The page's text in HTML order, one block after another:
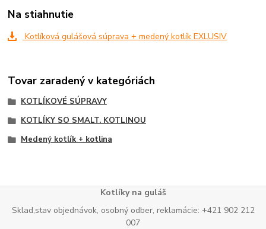
Na stiahnutie
Kotlíková gulášová súprava + medený kotlík EXLUSIV
Tovar zaradený v kategóriách
KOTLÍKOVÉ SÚPRAVY
KOTLÍKY SO SMALT. KOTLINOU
Medený kotlík + kotlina
Kotlíky na guláš
Sklad,stav objednávok, osobný odber, reklamácie: +421 902 212
007